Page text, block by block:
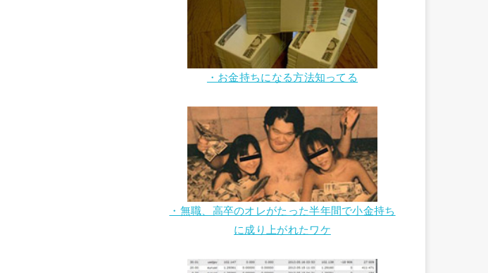
・お金持ちになる方法知ってる
・無職、高卒のオレがたった半年間で小金持ち
に成り上がれたワケ